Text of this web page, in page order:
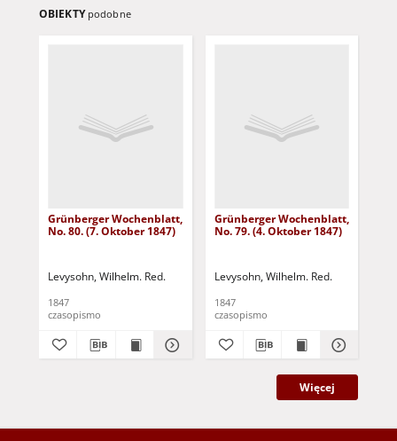
OBIEKTY podobne
Grünberger Wochenblatt,
No. 80. (7. Oktober 1847)
Levysohn, Wilhelm. Red.
1847
czasopismo
Grünberger Wochenblatt,
No. 79. (4. Oktober 1847)
Levysohn, Wilhelm. Red.
1847
czasopismo
Więcej